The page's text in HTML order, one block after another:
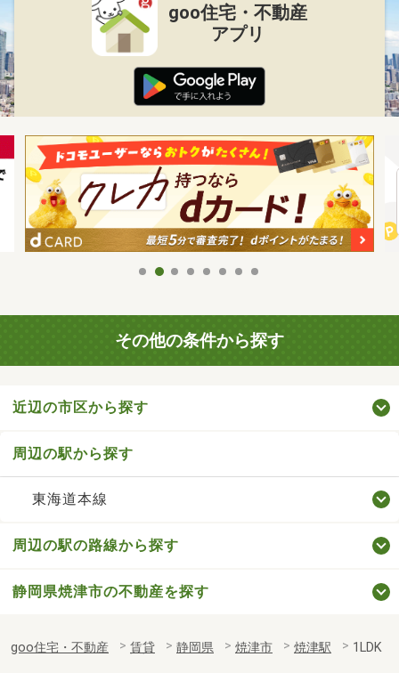
goo住宅・不動産
アプリ
その他の条件から探す
近辺の市区から探す
周辺の駅から探す
東海道本線
周辺の駅の路線から探す
静岡県焼津市の不動産を探す
goo住宅・不動産 賃貸 静岡県 焼津市 焼津駅 1LDK